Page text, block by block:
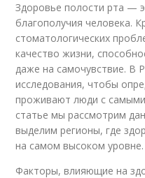
Здоровье полости рта —
благополучия человека.
стоматологических
качество жизни,
даже на самочувствие. В
исследования, чтобы
проживают люди с
статье мы рассмотрим
выделим регионы, где
на самом высоком уровне.
Факторы, влияющие на